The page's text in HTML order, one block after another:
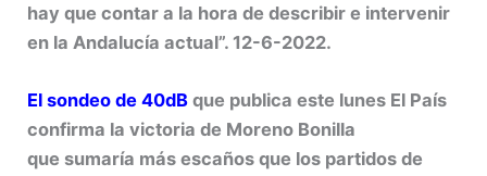
hay que contar a la hora de describir e intervenir
en la Andalucía actual”. 12-6-2022.
El sondeo de 40dB que publica este lunes El País
confirma la victoria de Moreno Bonilla
que sumaría más escaños que los partidos de